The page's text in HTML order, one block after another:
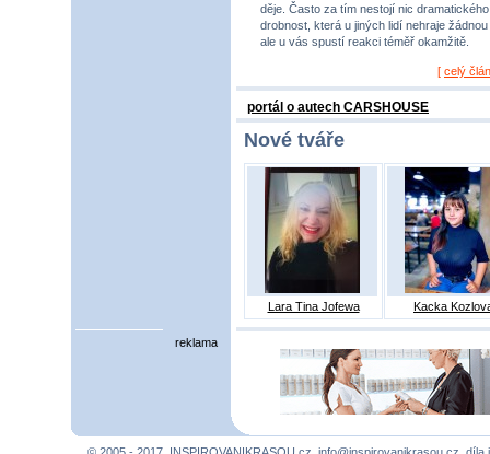
děje. Často za tím nestojí nic
drobnost, která u jiných lidí nehraje žádnou
ale u vás spustí reakci téměř okamžitě.
[ celý
portál o autech CARSHOUSE
Nové tváře
Lara Tina Jofewa Kacka
reklama